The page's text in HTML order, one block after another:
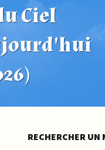
Ciel
RECHERCHER UN